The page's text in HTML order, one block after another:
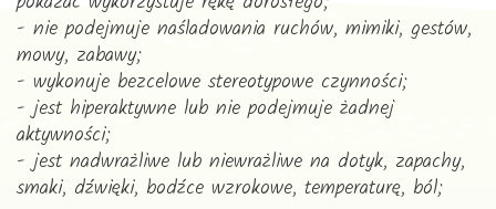
- nie podejmuje naśladowania ruchów, mimiki, gestów,
mowy, zabawy;
- wykonuje bezcelowe stereotypowe czynności;
- jest hiperaktywne lub nie podejmuje żadnej
aktywności;
- jest nadwrażliwe lub niewrażliwe na dotyk, zapachy,
smaki, dźwięki, bodźce wzrokowe, temperaturę, ból;